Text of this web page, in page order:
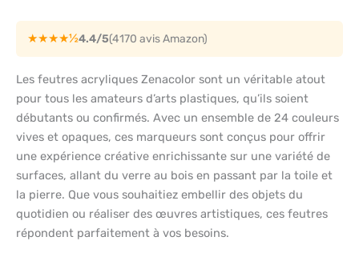
★★★★½4.4/5(4170 avis Amazon)
Les feutres acryliques Zenacolor sont un véritable atout
pour tous les amateurs d’arts plastiques, qu’ils soient
débutants ou confirmés. Avec un ensemble de 24 couleurs
vives et opaques, ces marqueurs sont conçus pour offrir
une expérience créative enrichissante sur une variété de
surfaces, allant du verre au bois en passant par la toile et
la pierre. Que vous souhaitiez embellir des objets du
quotidien ou réaliser des œuvres artistiques, ces feutres
répondent parfaitement à vos besoins.